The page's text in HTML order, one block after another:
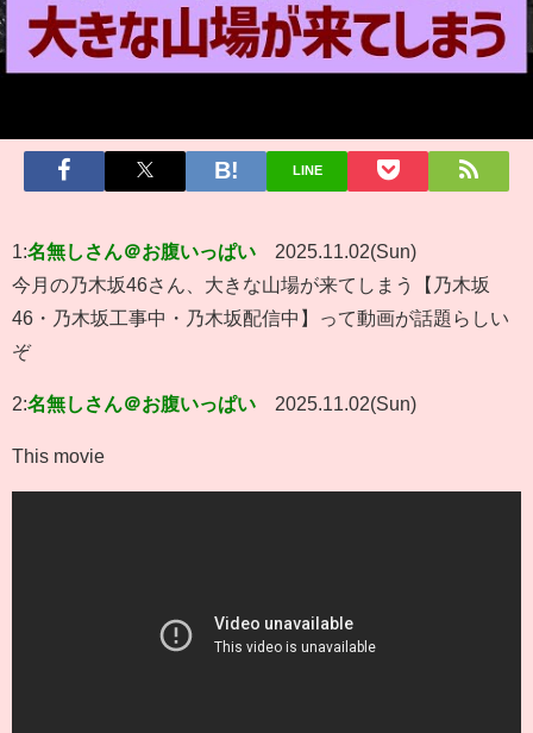
LINE
1:名無しさん＠お腹いっぱい
2025.11.02(Sun)
今月の乃木坂46さん、大きな山場が来てしまう【乃木坂
46・乃木坂工事中・乃木坂配信中】って動画が話題らしい
ぞ
2:名無しさん＠お腹いっぱい 2025.11.02(Sun)
This movie